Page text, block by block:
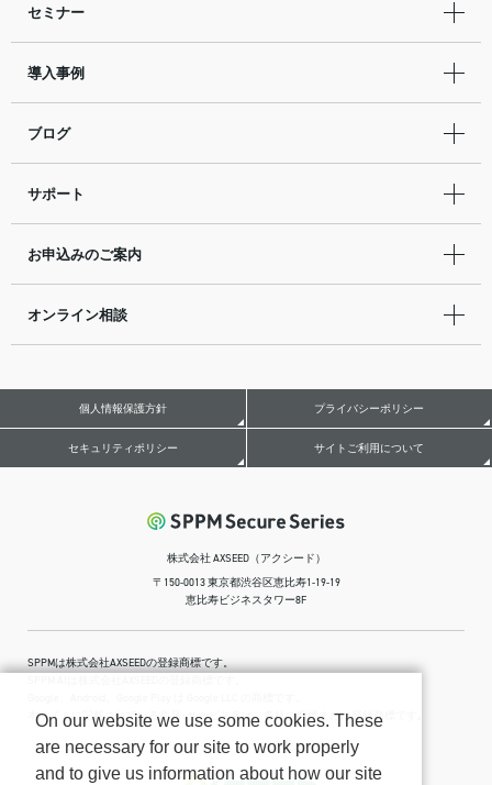
セミナー
導入事例
ブログ
サポート
お申込みのご案内
オンライン相談
個人情報保護方針 プライバシーポリシー
セキュリティポリシー サイトご利用について
株式会社 AXSEED（アクシード）
〒150-0013 東京都渋谷区恵比寿1-19-19
恵比寿ビジネスタワー8F
SPPMは株式会社AXSEEDの登録商標です。
本サイトに記載されている商品･サービス名は、各社の商標または登録商標です｡
On our website we use some cookies. These
are necessary for our site to work properly
and to give us information about how our site